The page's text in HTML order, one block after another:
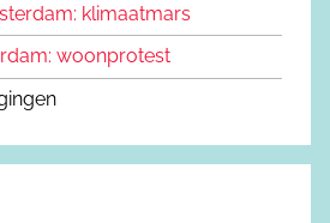
klimaatmars
woonprotest